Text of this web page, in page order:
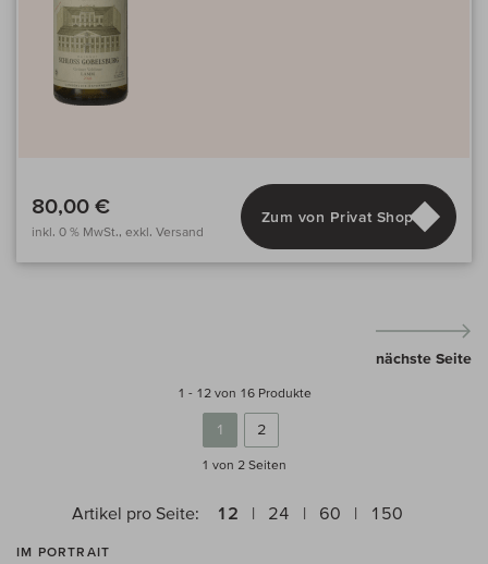
80,00 €
inkl. 0 % MwSt., exkl. Versand
Zum von Privat Shop
1 - 12 von 16 Produkte
1 2
nächste Seite
1 von 2 Seiten
Artikel pro Seite: 12 24 60 150
IM PORTRAIT